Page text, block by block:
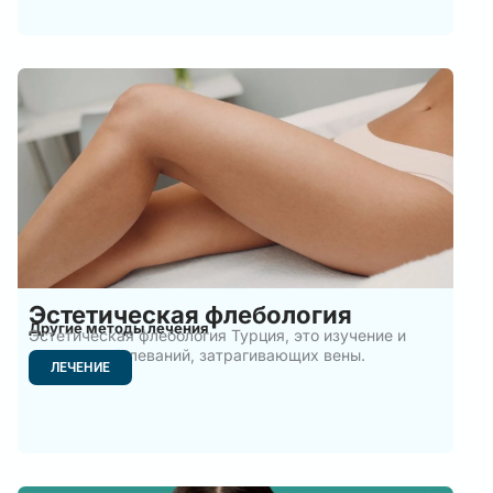
Эстетическая флебология
Другие методы лечения
Эстетическая флебология Турция, это изучение и
лечение заболеваний, затрагивающих вены.
ЛЕЧЕНИЕ